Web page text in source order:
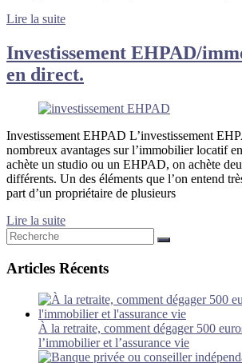
Lire la suite
Investissement EHPAD/
en direct.
Investissement EHPAD L’investissement
nombreux avantages sur l’immobilier locatif
achète un studio ou un EHPAD, on achète
différents. Un des éléments que l’on entend
part d’un propriétaire de plusieurs
Lire la suite
Articles Récents
À la retraite, comment dégager 500
l’immobilier et l’assurance vie